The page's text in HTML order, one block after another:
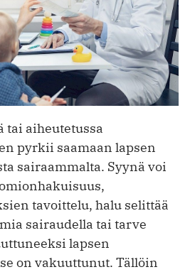
tai aiheutetussa
pyrkii saamaan lapsen
sairaammalta. Syynä voi
tavoittelu, halu selittää
sairaudella tai tarve
lapsen
on vakuuttunut. Tällöin